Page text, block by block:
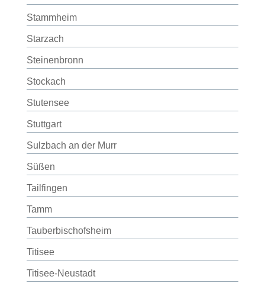
Stammheim
Starzach
Steinenbronn
Stockach
Stutensee
Stuttgart
Sulzbach an der Murr
Süßen
Tailfingen
Tamm
Tauberbischofsheim
Titisee
Titisee-Neustadt